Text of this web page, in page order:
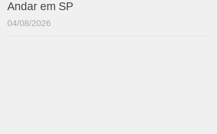
Andar em SP
04/08/2026